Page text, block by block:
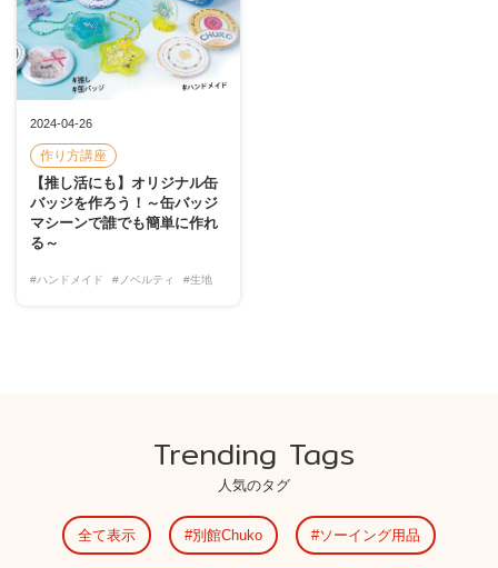
2024-04-26
作り方講座
【推し活にも】オリジナル缶
バッジを作ろう！～缶バッジ
マシーンで誰でも簡単に作れ
る～
#ハンドメイド #ノベルティ #生地
Trending Tags
人気のタグ
全て表示 別館Chuko ソーイング用品